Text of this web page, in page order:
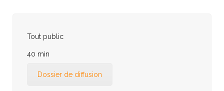
Tout public
40 min
Dossier de diffusion